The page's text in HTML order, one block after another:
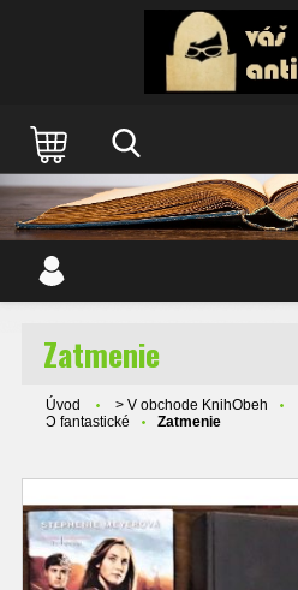
Zatmenie
Úvod > V obchode KnihObeh
Ɔ fantastické
Zatmenie